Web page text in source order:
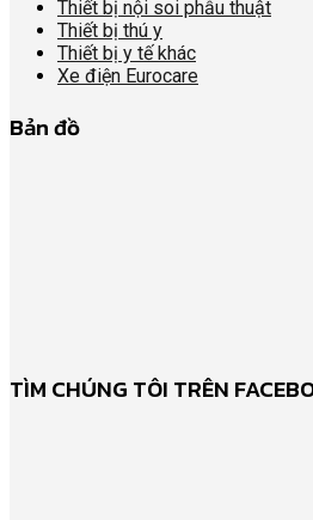
Thiết bị nội soi phẫu thuật
Thiết bị thú y
Thiết bị y tế khác
Xe điện Eurocare
Bản đồ
TÌM CHÚNG TÔI TRÊN